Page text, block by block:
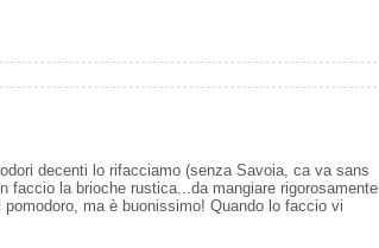
decenti lo rifacciamo (senza Savoia, ca va sans
faccio la brioche rustica...da mangiare rigorosamente
ma è buonissimo! Quando lo faccio vi